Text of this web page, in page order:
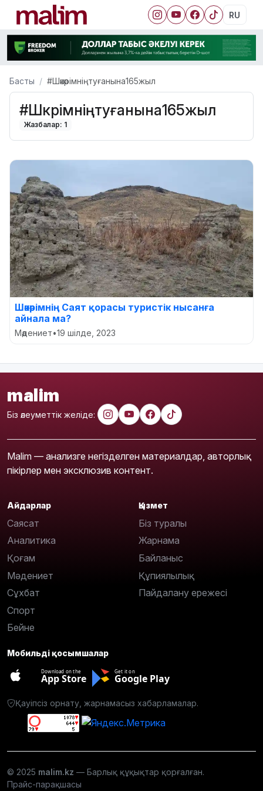
RU
Басты #Шәкәрімніңтуғанына165жыл
#Шәкәрімніңтуғанына165жыл
Жазбалар: 1
Шәкәрімнің Саят қорасы туристік нысанға
айнала ма?
Мәдениет•19 шілде, 2023
malim
Біз әлеуметтік желіде:
Malim — анализге негізделген материалдар, авторлық
пікірлер мен эксклюзив контент.
Айдарлар
Саясат
Аналитика
Қоғам
Мәдениет
Сұхбат
Спорт
Бейне
Қызмет
Біз туралы
Жарнама
Байланыс
Құпиялылық
Пайдалану ережесі
Мобильді қосымшалар
Download on the
App Store
Get it on
Google Play
Қауіпсіз орнату, жарнамасыз хабарламалар.
© 2025 malim.kz — Барлық құқықтар қорғалған.
Прайс-парақшасы